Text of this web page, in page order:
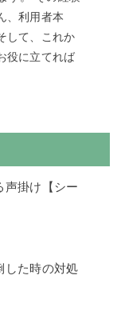
、利用者本
して、これか
役に立てれば
声掛け【シー
した時の対処